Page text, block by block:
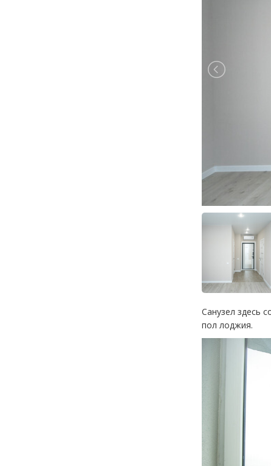
Санузел здесь
пол лоджия.